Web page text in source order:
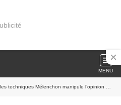
MENU
et contourne savamment la question fondamentale de l’Europe dans la perspective de 2017